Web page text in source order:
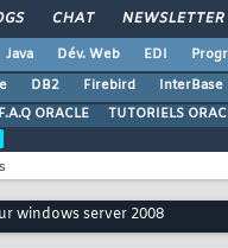
CHAT NEWSLETTER
Java Dév. Web EDI
DB2 Firebird InterBase
F.A.Q ORACLE TUTORIELS
windows server 2008